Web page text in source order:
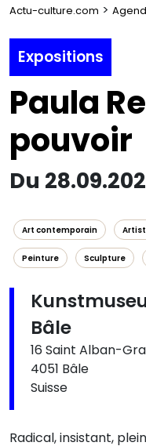
Actu-culture.com >
Expositions
Paula
pouvoir
Du
Art contemporain
Peinture Sculpture
Bâle
16 Saint Alban-
4051 Bâle
Suisse
Radical, insistant,